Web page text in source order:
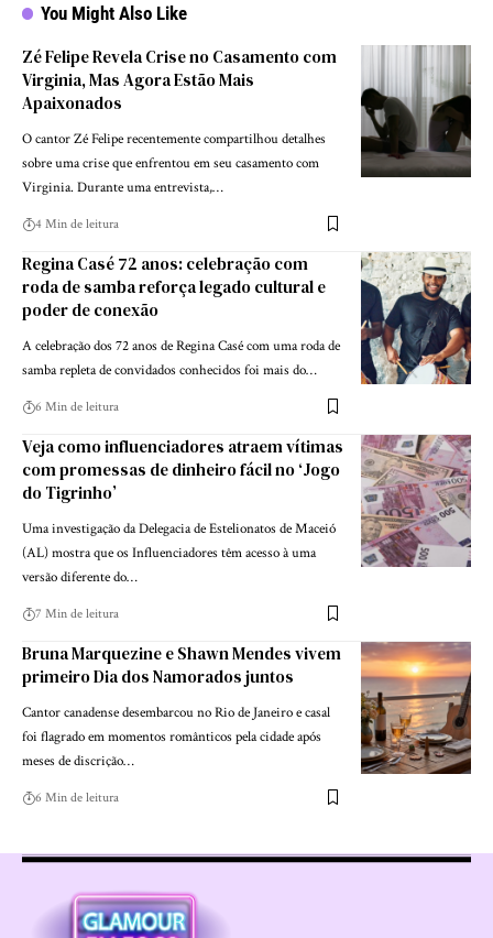
You Might Also Like
Zé Felipe Revela Crise no Casamento com
Virginia, Mas Agora Estão Mais
Apaixonados
O cantor Zé Felipe recentemente compartilhou detalhes
sobre uma crise que enfrentou em seu casamento com
Virginia. Durante uma entrevista,…
4 Min de leitura
Regina Casé 72 anos: celebração com
roda de samba reforça legado cultural e
poder de conexão
A celebração dos 72 anos de Regina Casé com uma roda de
samba repleta de convidados conhecidos foi mais do…
6 Min de leitura
Veja como influenciadores atraem vítimas
com promessas de dinheiro fácil no ‘Jogo
do Tigrinho’
Uma investigação da Delegacia de Estelionatos de Maceió
(AL) mostra que os Influenciadores têm acesso à uma
versão diferente do…
7 Min de leitura
Bruna Marquezine e Shawn Mendes vivem
primeiro Dia dos Namorados juntos
Cantor canadense desembarcou no Rio de Janeiro e casal
foi flagrado em momentos românticos pela cidade após
meses de discrição…
6 Min de leitura